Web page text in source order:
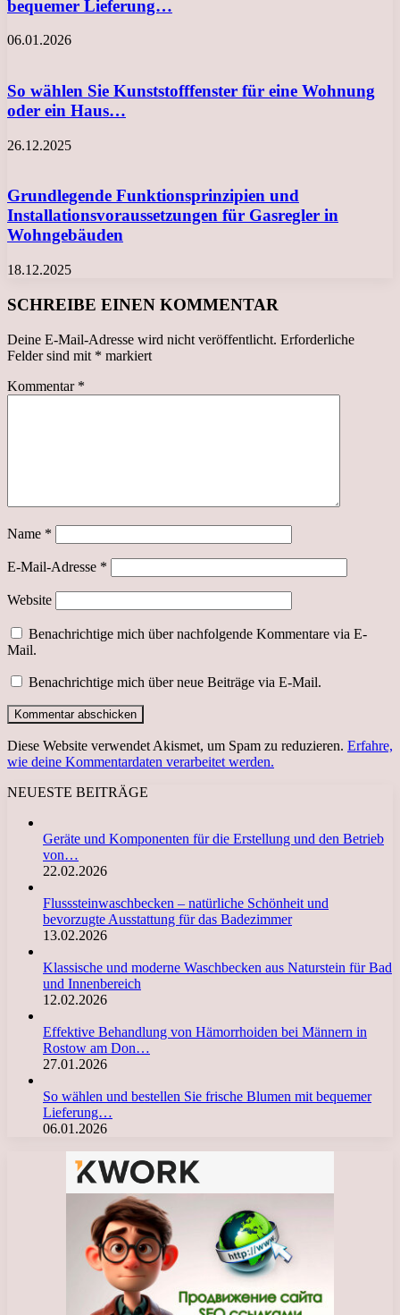
bequemer Lieferung…
06.01.2026
So wählen Sie Kunststofffenster für eine Wohnung
oder ein Haus…
26.12.2025
Grundlegende Funktionsprinzipien und
Installationsvoraussetzungen für Gasregler in
Wohngebäuden
18.12.2025
SCHREIBE EINEN KOMMENTAR
Deine E-Mail-Adresse wird nicht veröffentlicht. Erforderliche
Felder sind mit * markiert
Kommentar *
Name *
E-Mail-Adresse *
Website
Benachrichtige mich über nachfolgende Kommentare via E-
Mail.
Benachrichtige mich über neue Beiträge via E-Mail.
Diese Website verwendet Akismet, um Spam zu reduzieren. Erfahre,
wie deine Kommentardaten verarbeitet werden.
NEUESTE BEITRÄGE
Geräte und Komponenten für die Erstellung und den Betrieb
von…
22.02.2026
Flusssteinwaschbecken – natürliche Schönheit und
bevorzugte Ausstattung für das Badezimmer
13.02.2026
Klassische und moderne Waschbecken aus Naturstein für Bad
und Innenbereich
12.02.2026
Effektive Behandlung von Hämorrhoiden bei Männern in
Rostow am Don…
27.01.2026
So wählen und bestellen Sie frische Blumen mit bequemer
Lieferung…
06.01.2026